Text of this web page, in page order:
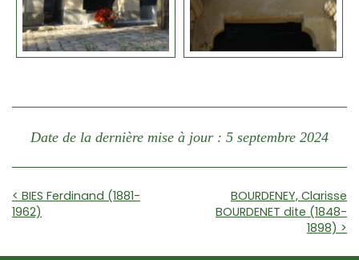
Date de la dernière mise à jour : 5 septembre 2024
< BIES Ferdinand (1881-
1962)
BOURDENEY, Clarisse
BOURDENET dite (1848-
1898) >